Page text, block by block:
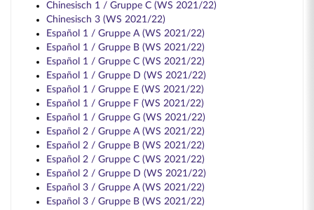
Chinesisch 1 / Gruppe C (WS 2021/22)
Chinesisch 3 (WS 2021/22)
Español 1 / Gruppe A (WS 2021/22)
Español 1 / Gruppe B (WS 2021/22)
Español 1 / Gruppe C (WS 2021/22)
Español 1 / Gruppe D (WS 2021/22)
Español 1 / Gruppe E (WS 2021/22)
Español 1 / Gruppe F (WS 2021/22)
Español 1 / Gruppe G (WS 2021/22)
Español 2 / Gruppe A (WS 2021/22)
Español 2 / Gruppe B (WS 2021/22)
Español 2 / Gruppe C (WS 2021/22)
Español 2 / Gruppe D (WS 2021/22)
Español 3 / Gruppe A (WS 2021/22)
Español 3 / Gruppe B (WS 2021/22)